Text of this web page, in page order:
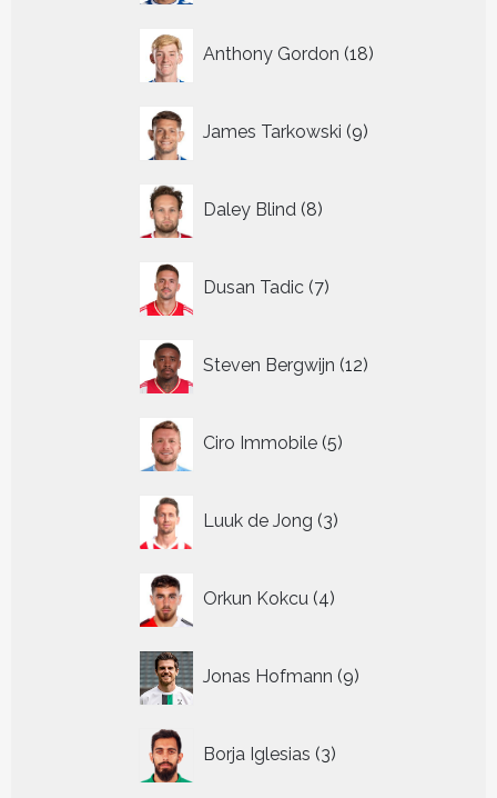
Anthony Gordon 18
producten
James Tarkowski 9
producten
Daley Blind 8
producten
Dusan Tadic 7
producten
Steven Bergwijn 12
producten
Ciro Immobile 5
producten
Luuk de Jong 3
producten
Orkun Kokcu 4
producten
Jonas Hofmann 9
producten
Borja Iglesias 3
producten